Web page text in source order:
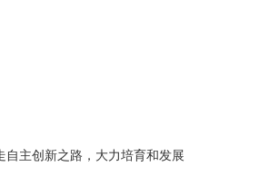
主创新之路，大力培育和发展